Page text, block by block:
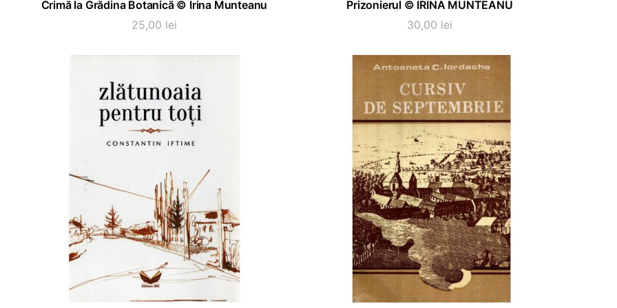
Crimă la Grădina Botanică ©️ Irina Munteanu
25,00 lei
Prizonierul © IRINA MUNTEANU
30,00 lei